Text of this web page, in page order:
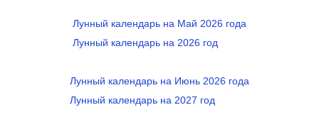
Лунный календарь на Май 2026 года
Лунный календарь на 2026 год
Лунный календарь на Июнь 2026 года
Лунный календарь на 2027 год